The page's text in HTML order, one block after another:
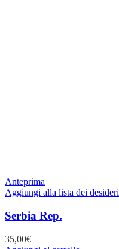
Anteprima
Aggiungi alla lista dei desideri
Serbia Rep.
35,00€